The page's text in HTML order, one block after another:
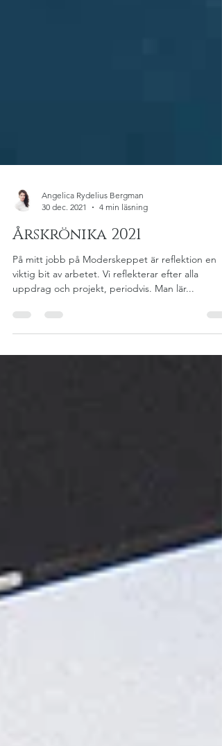
30 dec. 2021
4 min läsning
Årskrönika 2021
På mitt jobb på Moderskeppet är reflektion en
viktig bit av arbetet. Vi reflekterar efter alla
uppdrag och projekt, periodvis. Man lär...